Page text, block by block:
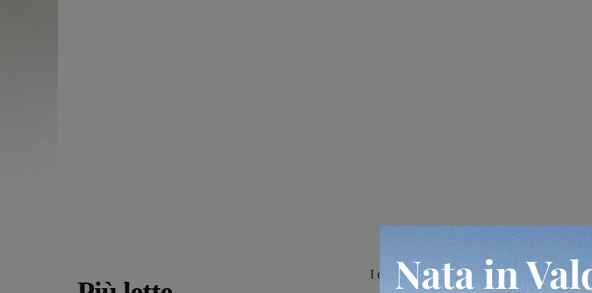
I dati della Asl Toscana sud est